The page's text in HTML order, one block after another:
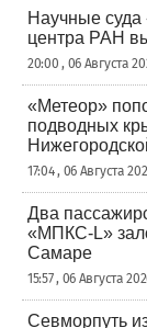
Научные суда
центра РАН
20:00 , 06 Августа
«Метеор»
подводных
17:04 , 06 Августа
Два
«МПКС-L»
Самаре
15:57 , 06 Августа
Севморпуть